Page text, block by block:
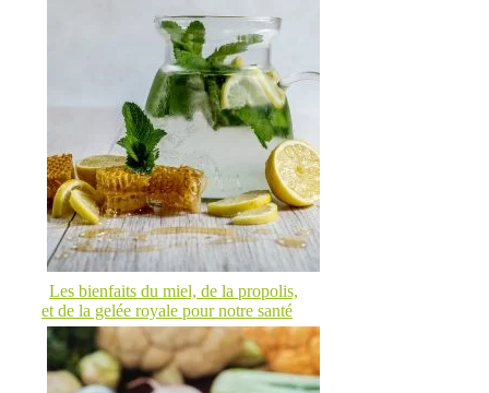
Les bienfaits du miel, de la propolis,
et de la gelée royale pour notre santé